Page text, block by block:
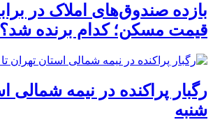
بازده صندوق‌های املاک در
قیمت مسکن؛ کدام برنده شد؟
رگبار پراکنده در نیمه شمالی
شنبه